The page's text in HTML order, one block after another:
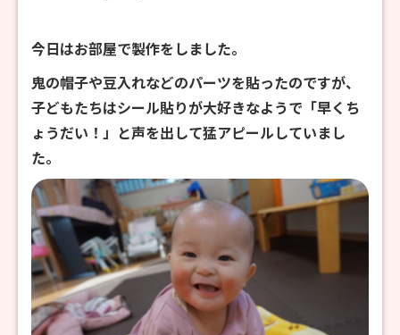
今日はお部屋で製作をしました。
鬼の帽子や豆入れなどのパーツを貼ったのですが、
子どもたちはシール貼りが大好きなようで「早くち
ょうだい！」と声を出して猛アピールしていまし
た。